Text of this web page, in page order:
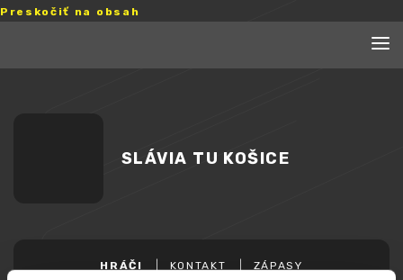
Preskočiť na obsah
SLÁVIA TU KOŠICE
HRÁČI KONTAKT ZÁPASY